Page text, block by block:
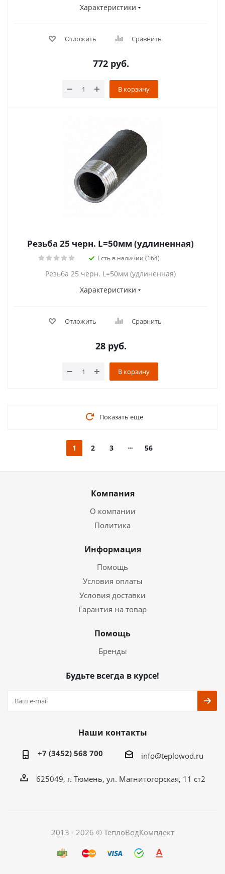
Характеристики
Отложить Сравнить
772руб.
В корзину
Резьба 25 черн. L=50мм (удлиненная)
Есть в наличии (164)
Резьба 25 черн. L=50мм (удлиненная)
Характеристики
Отложить Сравнить
28руб.
В корзину
Показать еще
1 2 3 56
Компания
О компании
Политика
Информация
Помощь
Условия оплаты
Условия доставки
Гарантия на товар
Помощь
Бренды
Будьте всегда в курсе!
Наши контакты
+7 (3452) 568 700 info@teplowod.ru
​625049, г. Тюмень, ул. Магнитогорская, 11 ст2
2013 - 2026 © ТеплоВодКомплект